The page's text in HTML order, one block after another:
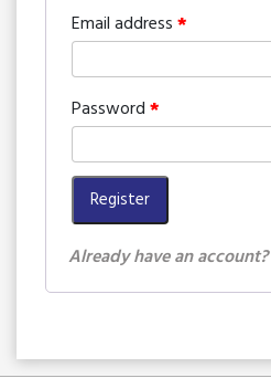
Email address*
Password*
Register
Already have an account?